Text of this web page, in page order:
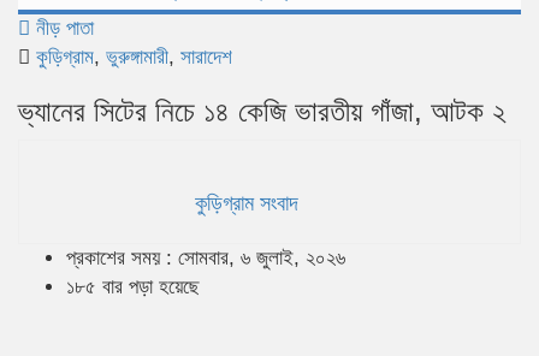
নীড় পাতা
কুড়িগ্রাম, ভুরুঙ্গামারী, সারাদেশ
ভ্যানের সিটের নিচে ১৪ কেজি ভারতীয় গাঁজা, আটক ২
কুড়িগ্রাম সংবাদ
প্রকাশের সময় : সোমবার, ৬ জুলাই, ২০২৬
১৮৫ বার পড়া হয়েছে